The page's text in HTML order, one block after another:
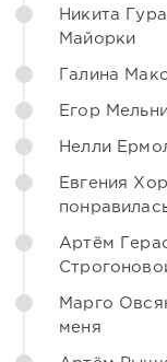
Никита
Майорки
Галина
Егор
Нелли
Евгения
Артём
Марго
меня